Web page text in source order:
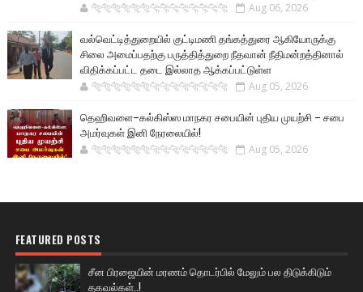
🐅🐅🐅🐅🐅🐅🐆🐆🐆🐆🐆🐆🐆🐆 Aug 06, 2026
வல்வெட்டித்துறையில் குட்டிமணி தங்கத்துரை ஆகியோருக்கு
சிலை அமைப்பதற்கு பருத்தித்துறை நீதவான் நீதிமன்றத்தினால்
விதிக்கப்பட்ட தடை இல்லாத ஆக்கப்பட்டுள்ள
🐅🐅🐅🐅🐅🐅🐆🐆🐆🐆🐆🐆🐆🐆 Aug 05, 2026
தெஹிவளை–கல்கிஸ்ஸ மாநகர சபையின் புதிய முயற்சி – சபை
அமர்வுகள் இனி நேரலையில்!
🐅🐅🐅🐅🐅🐅🐆🐆🐆🐆🐆🐆🐆🐆 Aug 05, 2026
FEATURED POSTS
சீன பிரஜையின் மரணம் தொடர்பில் மேலும் பல திடுக்கிடும்
தகவல்கள்..!